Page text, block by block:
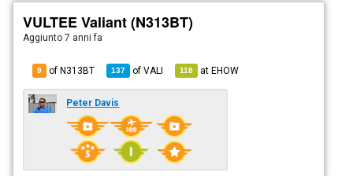
VULTEE Valiant (N313BT)
Aggiunto7 anni fa
9 of N313BT 137 ofVALI 118 atEHOW
Peter Davis